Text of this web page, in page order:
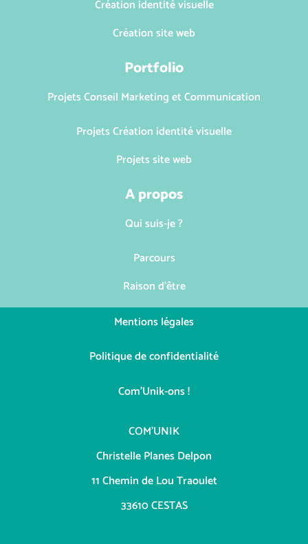
Création identité visuelle
Création site web
Portfolio
Projets Conseil Marketing et Communication
Projets Création identité visuelle
Projets site web
A propos
Qui suis-je ?
Parcours
Raison d'être
Mentions légales
Politique de confidentialité
Com'Unik-ons !
COM’UNIK
Christelle Planes Delpon
11 Chemin de Lou Traoulet
33610 CESTAS